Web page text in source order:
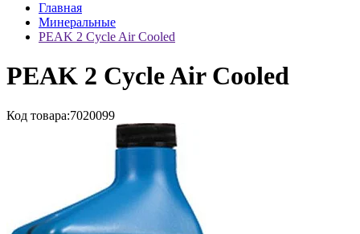
Главная
Минеральные
PEAK 2 Cycle Air Сooled
PEAK 2 Cycle Air Сooled
Код товара:7020099